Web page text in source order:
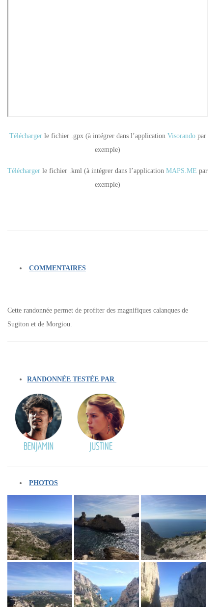
Téléchargerle fichier .gpx (à intégrer dans l’application Visorandopar
exemple)
Télécharger le fichier .kml (à intégrer dans l’application MAPS.ME par
exemple)
COMMENTAIRES
Cette randonnée permet de profiter des magnifiques calanques de
Sugiton et de Morgiou.
RANDONNÉE TESTÉE PAR
PHOTOS